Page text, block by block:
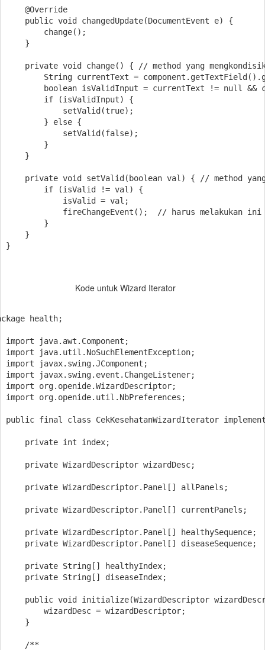
    @Override
    public void changedUpdate(DocumentEvent e) {
        change();
    }
private void change() { // method yang
String currentText =
boolean isValidInput = currentText != null &&
        if (isValidInput) {
            setValid(true);
        } else {
            setValid(false);
        }
    }
private void setValid(boolean val) { // method
        if (isValid != val) {
            isValid = val;
fireChangeEvent();  // harus melakukan
        }
    }
}
Kode untuk Wizard Iterator
health;
import java.awt.Component;
import java.util.NoSuchElementException;
import javax.swing.JComponent;
import javax.swing.event.ChangeListener;
import org.openide.WizardDescriptor;
import org.openide.util.NbPreferences;
public final class CekKesehatanWizardIterator
    private int index;
    private WizardDescriptor wizardDesc;
    private WizardDescriptor.Panel[] allPanels;
    private WizardDescriptor.Panel[] currentPanels;
    private WizardDescriptor.Panel[] healthySequence;
    private WizardDescriptor.Panel[] diseaseSequence;
    private String[] healthyIndex;
    private String[] diseaseIndex;
public void initialize(WizardDescriptor
        wizardDesc = wizardDescriptor;
    }
    /**